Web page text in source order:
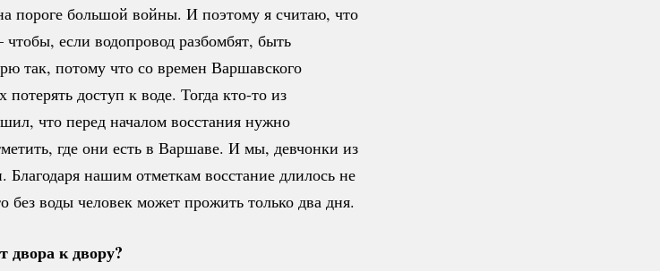
пороге большой войны. И поэтому я считаю, что
если водопровод разбомбят, быть
так, потому что со времен Варшавского
доступ к воде. Тогда кто-то из
что перед началом восстания нужно
где они есть в Варшаве. И мы, девчонки из
Благодаря нашим отметкам восстание длилось не
воды человек может прожить только два дня.
к двору?